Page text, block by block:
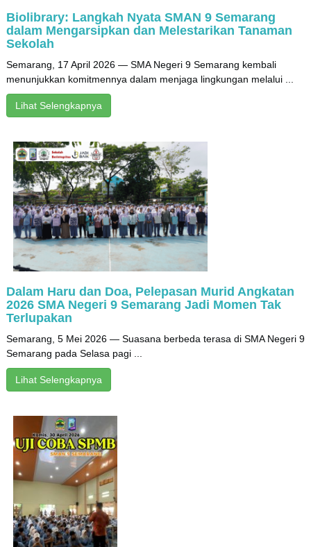
Biolibrary: Langkah Nyata SMAN 9 Semarang
dalam Mengarsipkan dan Melestarikan Tanaman
Sekolah
Semarang, 17 April 2026 — SMA Negeri 9 Semarang kembali
menunjukkan komitmennya dalam menjaga lingkungan melalui ...
Lihat Selengkapnya
Dalam Haru dan Doa, Pelepasan Murid Angkatan
2026 SMA Negeri 9 Semarang Jadi Momen Tak
Terlupakan
Semarang, 5 Mei 2026 — Suasana berbeda terasa di SMA Negeri 9
Semarang pada Selasa pagi ...
Lihat Selengkapnya